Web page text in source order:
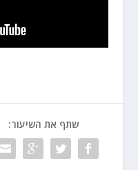
שתף את השיעור: